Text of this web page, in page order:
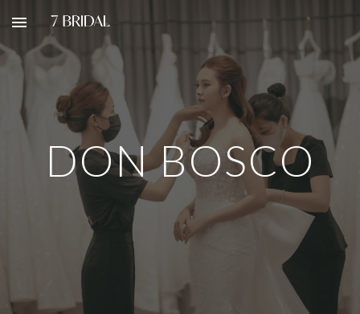
Skip to main content Skip to navigation
DON BOSCO